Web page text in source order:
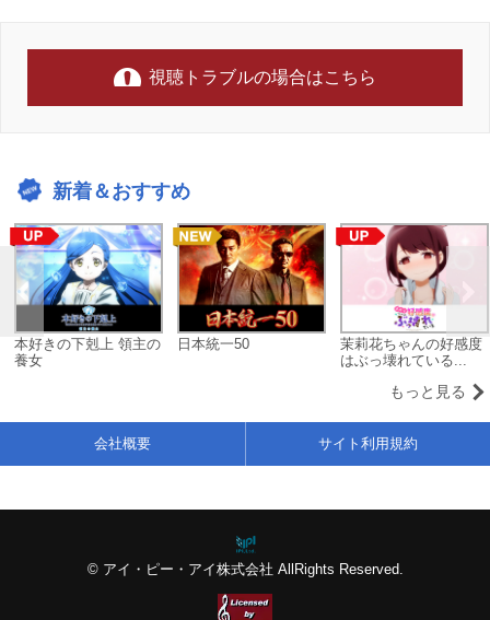
視聴トラブルの場合はこちら
新着＆おすすめ
本好きの下剋上 領主の
養女
日本統一50
茉莉花ちゃんの好感度
はぶっ壊れている...
もっと見る
© アイ・ピー・アイ株式会社 AllRights Reserved.
会社概要 サイト利用規約